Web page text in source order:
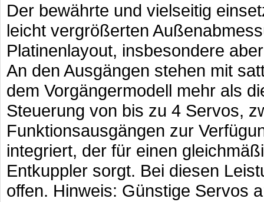
Der bewährte und vielseitig
leicht vergrößerten
Platinenlayout, insbesondere
An den Ausgängen stehen mit
dem Vorgängermodell mehr als
Steuerung von bis zu 4 Servos,
Funktionsausgängen zur
integriert, der für einen
Entkuppler sorgt. Bei diesen
offen. Hinweis: Günstige Servos